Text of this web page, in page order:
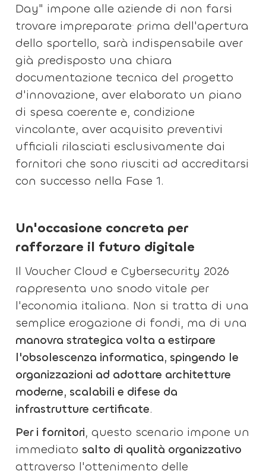
Day" impone alle aziende di non farsi
trovare impreparate. prima dell'apertura
dello sportello, sarà indispensabile aver
già predisposto una chiara
documentazione tecnica del progetto
d'innovazione, aver elaborato un piano
di spesa coerente e, condizione
vincolante, aver acquisito preventivi
ufficiali rilasciati esclusivamente dai
fornitori che sono riusciti ad accreditarsi
con successo nella Fase 1.
Un'occasione concreta per
rafforzare il futuro digitale
Il Voucher Cloud e Cybersecurity 2026
rappresenta uno snodo vitale per
l'economia italiana. Non si tratta di una
semplice erogazione di fondi, ma di una
manovra strategica volta a estirpare
l'obsolescenza informatica, spingendo le
organizzazioni ad adottare architetture
moderne, scalabili e difese da
infrastrutture certificate.
Per i fornitori, questo scenario impone un
immediato salto di qualità organizzativo
attraverso l'ottenimento delle